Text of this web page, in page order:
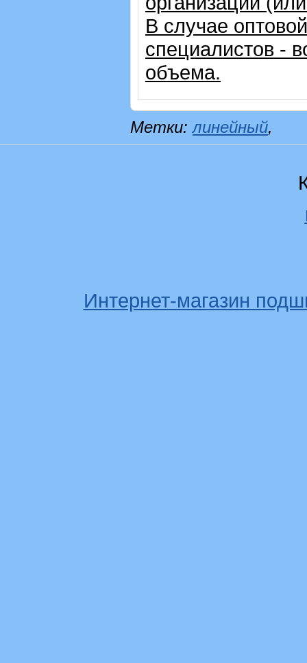
В случае
специалистов -
объема.
Метки:линейный,
Интернет-магазин